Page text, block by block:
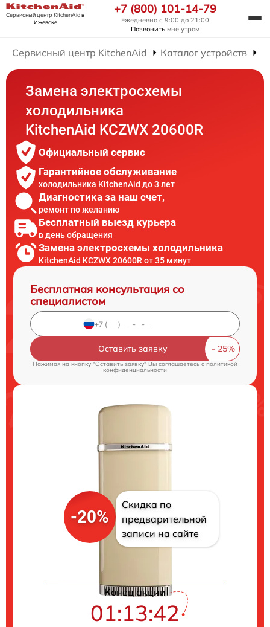
Сервисный центр KitchenAidв
Ижевске
+7 (800) 101-14-79
Ежедневно с 9:00 до 21:00
Позвонить мне утром
Сервисный центр KitchenAid Каталог устройств
Замена электросхемы
холодильника
KitchenAid KCZWX 20600R
Официальный сервис
Гарантийное обслуживание
холодильника KitchenAid до 3 лет
Диагностика за наш счет,
ремонт по желанию
Бесплатный выезд курьера
в день обращения
Замена электросхемы холодильника
KitchenAid KCZWX 20600R от 35 минут
Бесплатная консультация со
специалистом
Оставить заявку
Нажимая на кнопку "Оставить заявку" Вы соглашаетесь cполитикой
конфиденциальности
-20%
Скидка по
предварительной
записи на сайте
Конец акции
01:13:42